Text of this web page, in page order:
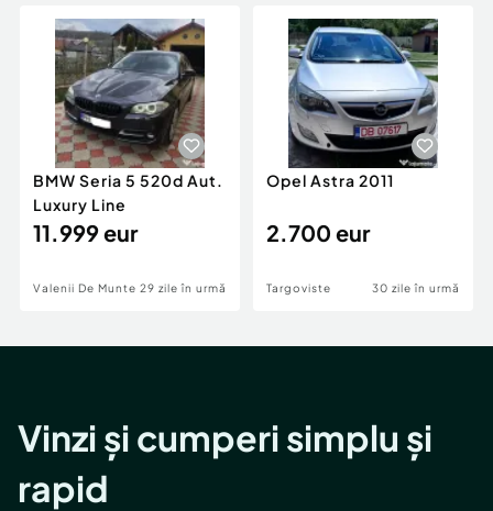
Servicii
Animale de companie
Afaceri și echipamente profesionale
Inchiriere Bunuri si Vehicule
Utilaje agricole si industriale
Piese auto si accesorii
Dacia Duster
BMW Seria 5 520d Aut.
Luxury Line
11.999 eur
Valenii De Munte 29 zile în urmă
Opel Astra 2011
2.700 eur
Targoviste 30 zile în urmă
Vinzi și cumperi simplu și
rapid